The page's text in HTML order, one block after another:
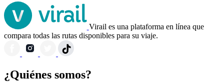
Virail es una plataforma en línea que
compara todas las rutas disponibles para su viaje.
¿Quiénes somos?